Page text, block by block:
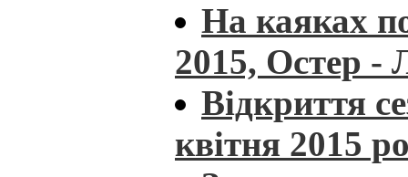
На каяках
2015, Остер -
Відкриття
квітня 2015